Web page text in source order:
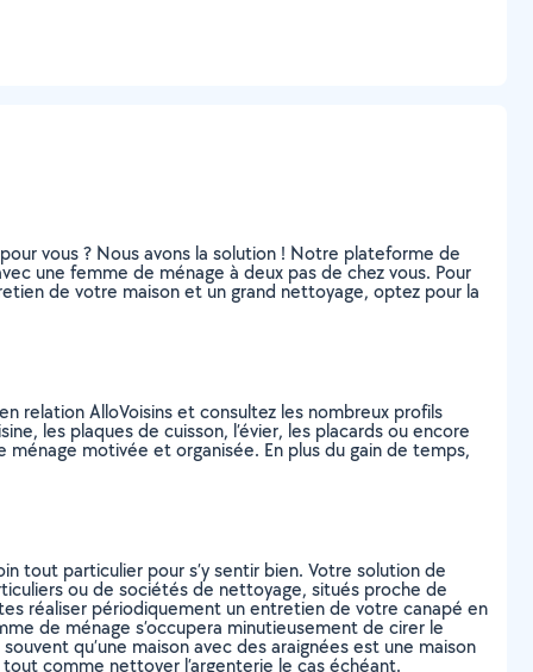
vous ? Nous avons la solution ! Notre plateforme de
une femme de ménage à deux pas de chez vous. Pour
de votre maison et un grand nettoyage, optez pour la
relation AlloVoisins et consultez les nombreux profils
les plaques de cuisson, l’évier, les placards ou encore
motivée et organisée. En plus du gain de temps,
tout particulier pour s’y sentir bien. Votre solution de
ou de sociétés de nettoyage, situés proche de
réaliser périodiquement un entretien de votre canapé en
de ménage s’occupera minutieusement de cirer le
qu’une maison avec des araignées est une maison
comme nettoyer l’argenterie le cas échéant.